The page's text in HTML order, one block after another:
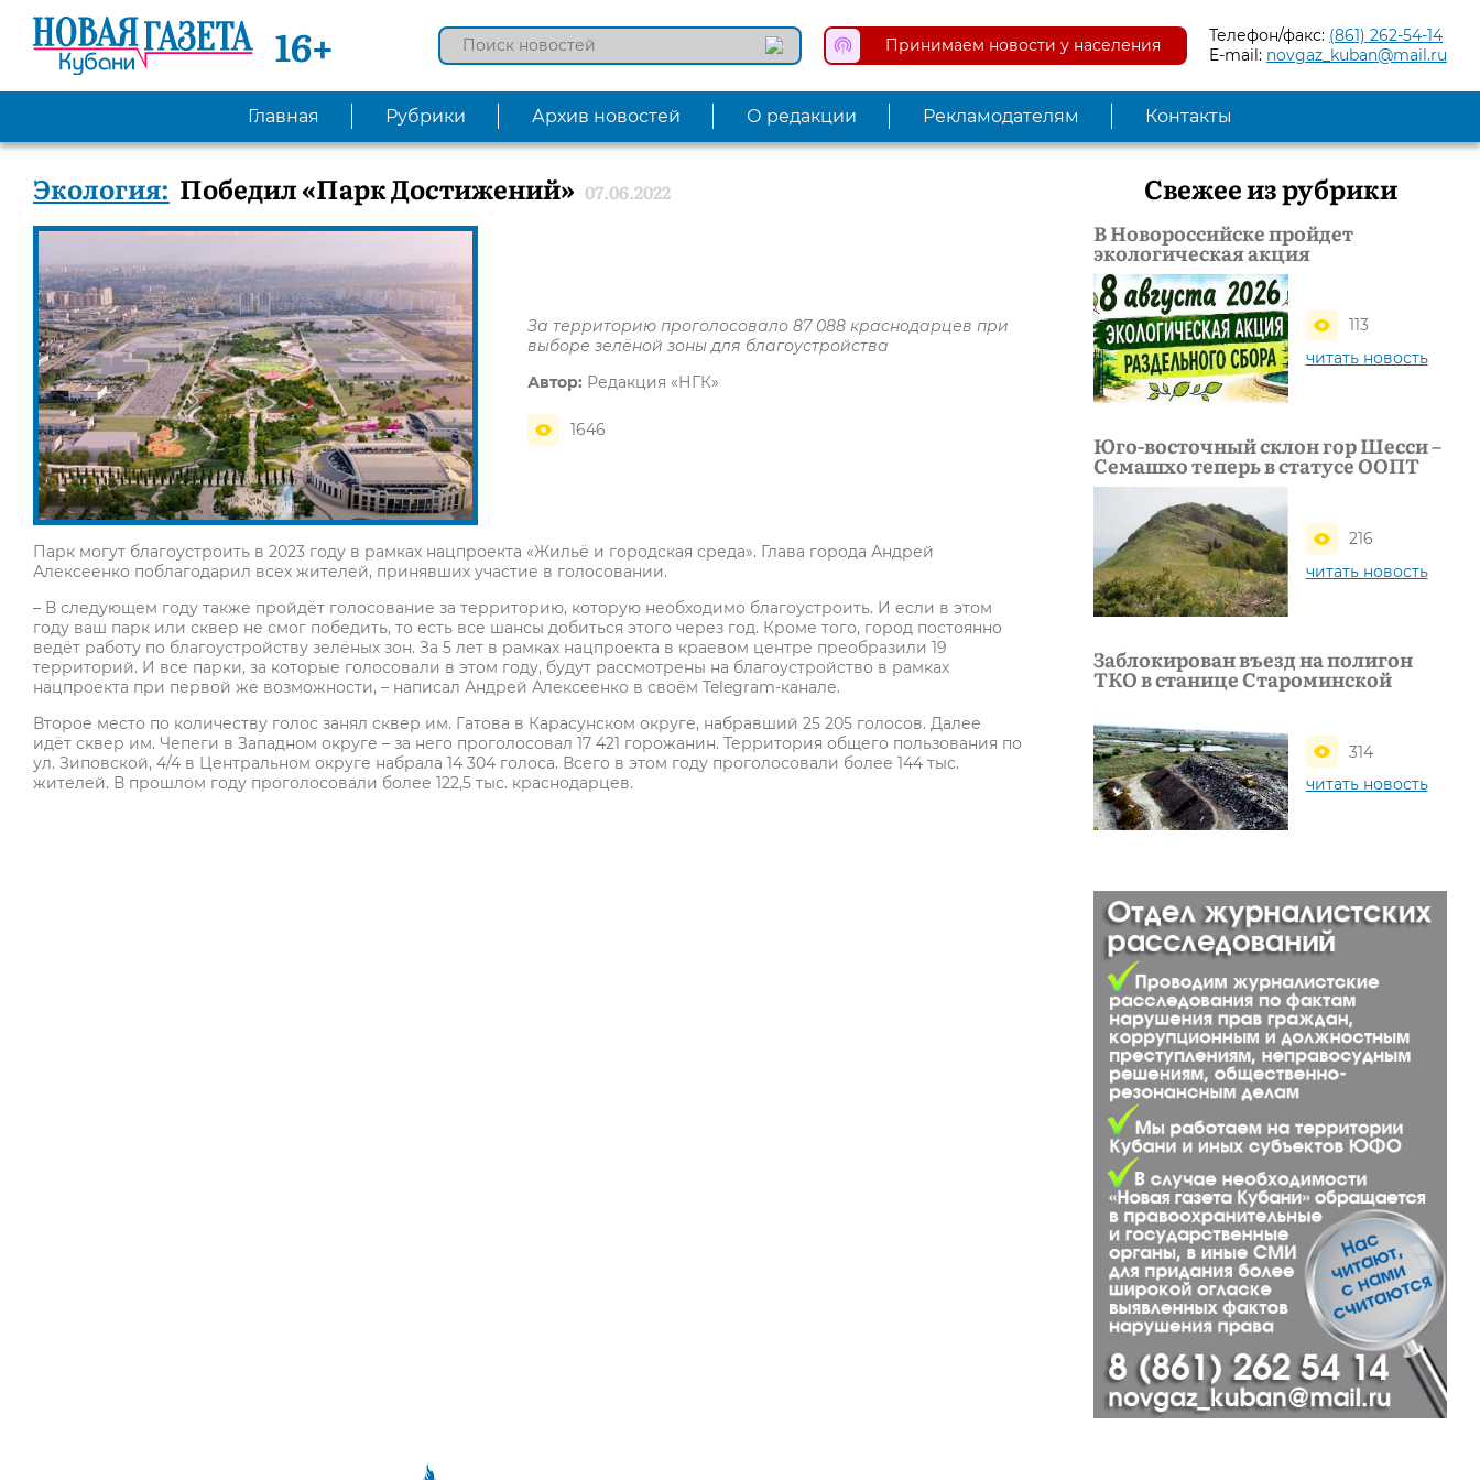
16+ Принимаем новости у населения Телефон/факс: (861) 262-54-14
E-mail: novgaz_kuban@mail.ru
Главная Рубрики Архив новостей О редакции Рекламодателям Контакты
Экология: Победил «Парк Достижений» 07.06.2022
За территорию проголосовало 87 088 краснодарцев при
выборе зелёной зоны для благоустройства
Автор: Редакция «НГК»
1646
Парк могут благоустроить в 2023 году в рамках нацпроекта «Жильё и городская среда». Глава города Андрей
Алексеенко поблагодарил всех жителей, принявших участие в голосовании.
– В следующем году также пройдёт голосование за территорию, которую необходимо благоустроить. И если в этом
году ваш парк или сквер не смог победить, то есть все шансы добиться этого через год. Кроме того, город постоянно
ведёт работу по благоустройству зелёных зон. За 5 лет в рамках нацпроекта в краевом центре преобразили 19
территорий. И все парки, за которые голосовали в этом году, будут рассмотрены на благоустройство в рамках
нацпроекта при первой же возможности, – написал Андрей Алексеенко в своём Telegram-канале.
Второе место по количеству голос занял сквер им. Гатова в Карасунском округе, набравший 25 205 голосов. Далее
идёт сквер им. Чепеги в Западном округе – за него проголосовал 17 421 горожанин. Территория общего пользования по
ул. Зиповской, 4/4 в Центральном округе набрала 14 304 голоса. Всего в этом году проголосовали более 144 тыс.
жителей. В прошлом году проголосовали более 122,5 тыс. краснодарцев.
Свежее из рубрики
В Новороссийске пройдет
экологическая акция
113
читать новость
Юго-восточный склон гор Шесси –
Семашхо теперь в статусе ООПТ
216
читать новость
Заблокирован въезд на полигон
ТКО в станице Староминской
314
читать новость